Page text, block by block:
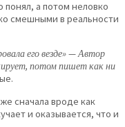
а потом неловко
смешными в реальности
его везде» — Автор
потом пишет как ни
сначала вроде как
и оказывается, что и